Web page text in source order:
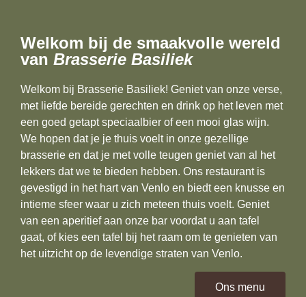
Welkom bij de smaakvolle wereld
van Brasserie Basiliek
Welkom bij Brasserie Basiliek! Geniet van onze verse,
met liefde bereide gerechten en drink op het leven met
een goed getapt speciaalbier of een mooi glas wijn.
We hopen dat je je thuis voelt in onze gezellige
brasserie en dat je met volle teugen geniet van al het
lekkers dat we te bieden hebben. Ons restaurant is
gevestigd in het hart van Venlo en biedt een knusse en
intieme sfeer waar u zich meteen thuis voelt. Geniet
van een aperitief aan onze bar voordat u aan tafel
gaat, of kies een tafel bij het raam om te genieten van
het uitzicht op de levendige straten van Venlo.
Ons menu